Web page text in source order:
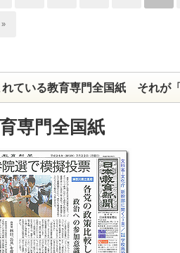
»
れている教育専門全国紙 それが
専門全国紙